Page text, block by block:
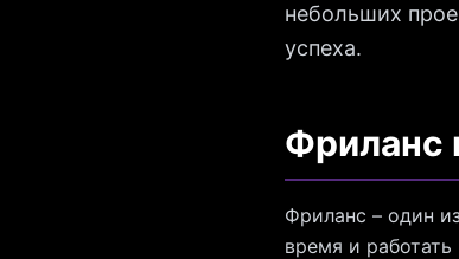
небольших
успеха.
Фриланс
Фриланс – один
время и